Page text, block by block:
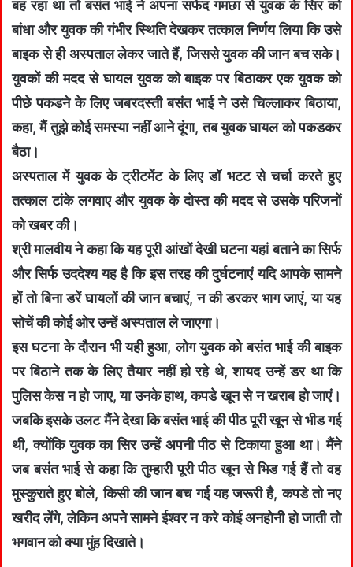
बह रहा था तो बसंत भाई ने अपना सफेद गमछा से युवक के सिर को
बांधा और युवक की गंभीर स्थिति देखकर तत्‍काल निर्णय लिया कि उसे
बाइक से ही अस्‍पताल लेकर जाते हैं, जिससे युवक की जान बच सके।
युवकों की मदद से घायल युवक को बाइक पर बिठाकर एक युवक को
पीछे पकडने के लिए जबरदस्‍ती बसंत भाई ने उसे चिल्‍लाकर बिठाया,
कहा, मैं तुझे कोई समस्‍या नहीं आने दूंगा, तब युवक घायल को पकडकर
बैठा।
अस्‍पताल में युवक के ट्रीटमेंट के लिए डॉ भटट से चर्चा करते हुए
तत्‍काल टांके लगवाए और युवक के दोस्‍त की मदद से उसके परिजनों
को खबर की।
श्री मालवीय ने कहा कि यह पूरी आंखों देखी घटना यहां बताने का सिर्फ
और सिर्फ उददेश्‍य यह है कि इस तरह की दुर्घटनाएं यदि आपके सामने
हों तो बिना डरें घायलों की जान बचाएं, न की डरकर भाग जाएं, या यह
सोचें की कोई ओर उन्‍हें अस्‍पताल ले जाएगा।
इस घटना के दौरान भी यही हुआ, लोग युवक को बसंत भाई की बाइक
पर बिठाने तक के लिए तैयार नहीं हो रहे थे, शायद उन्‍हें डर था कि
पुलिस केस न हो जाए, या उनके हाथ, कपडे खून से न खराब हो जाएं।
जबकि इसके उलट मैंने देखा कि बसंत भाई की पीठ पूरी खून से भीड गई
थी, क्‍योंकि युवक का सिर उन्‍हें अपनी पीठ से टिकाया हुआ था। मैंने
जब बसंत भाई से कहा कि तुम्‍हारी पूरी पीठ खून सेे भिड गई हैं तो वह
मुस्‍कुराते हुए बोले, किसी की जान बच गई यह जरूरी है, कपडे तो नए
खरीद लेंगे, लेकिन अपनेे सामने ईश्वर न करे कोई अनहोनी हो जाती तो
भगवान को क्‍या मुंह दिखाते।